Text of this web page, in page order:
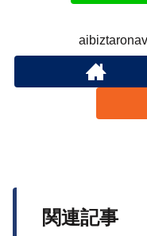
関連記事